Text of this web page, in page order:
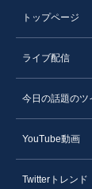
トップページ
ライブ配信
今日の話題のツ
YouTube動画
Twitterトレンド